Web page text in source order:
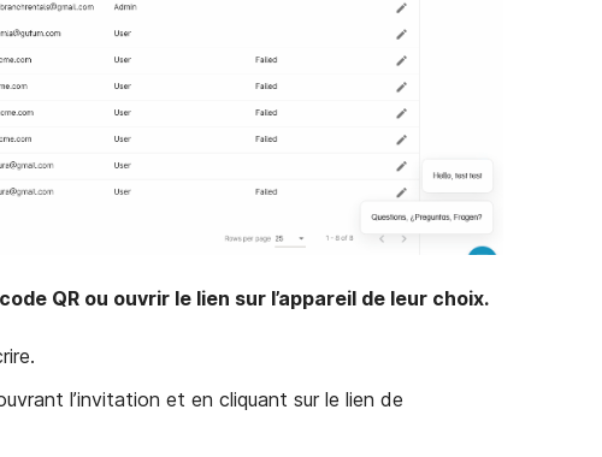
QR ou ouvrir le lien sur l’appareil de leur choix.
l’invitation et en cliquant sur le lien de